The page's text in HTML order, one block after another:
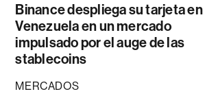
Binance despliega su tarjeta en
Venezuela en un mercado
impulsado por el auge de las
stablecoins
MERCADOS